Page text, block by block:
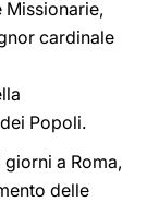
cardinale
Popoli.
a Roma,
delle